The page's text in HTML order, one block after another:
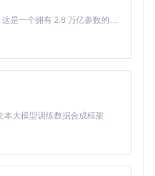
）
简体验
Kimi K3 是Kimi能力最强的模型：这是一个拥有 2.8 万亿参数的混合专家（MoE）模型，具备原生视觉理解能力，并支持 100 万 token 的上下文窗口。
本大模型训练数据合成框架